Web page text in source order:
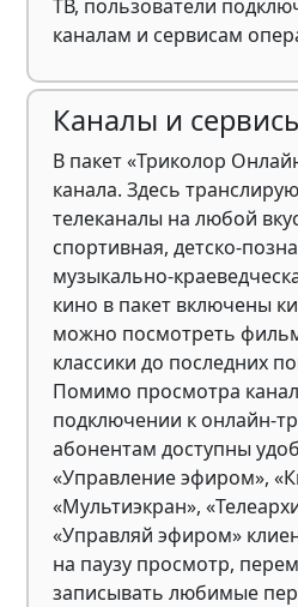
ТВ, пользователи
каналам и сервисам
Каналы и
В пакет «Триколор
канала. Здесь
телеканалы на любой
спортивная, детско-
музыкально-
кино в пакет включены
можно посмотреть
классики до последних
Помимо просмотра
подключении к онлайн-
абонентам доступны
«Управление эфиром»,
«Мультиэкран»,
«Управляй эфиром»
на паузу просмотр,
записывать любимые